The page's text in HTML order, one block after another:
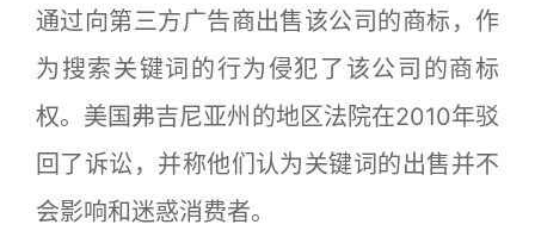
通过向第三方广告商出售该公司的商标，作
为搜索关键词的行为侵犯了该公司的商标
权。美国弗吉尼亚州的地区法院在2010年驳
回了诉讼，并称他们认为关键词的出售并不
会影响和迷惑消费者。